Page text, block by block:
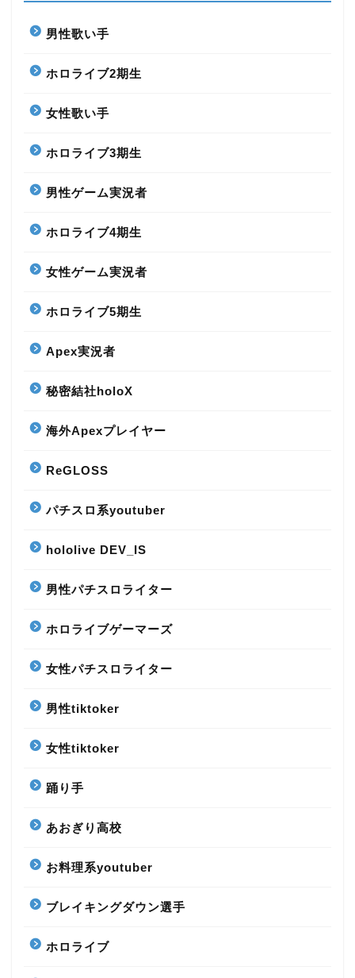
男性歌い手
ホロライブ2期生
女性歌い手
ホロライブ3期生
男性ゲーム実況者
ホロライブ4期生
女性ゲーム実況者
ホロライブ5期生
Apex実況者
秘密結社holoX
海外Apexプレイヤー
ReGLOSS
パチスロ系youtuber
hololive DEV_IS
男性パチスロライター
ホロライブゲーマーズ
女性パチスロライター
男性tiktoker
女性tiktoker
踊り手
あおぎり高校
お料理系youtuber
ブレイキングダウン選手
ホロライブ